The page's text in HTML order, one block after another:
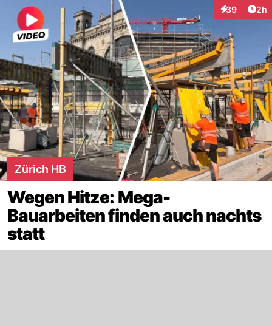
39
Interaktionen
2h
Zürich HB
Wegen Hitze: Mega-
Bauarbeiten finden auch nachts
statt